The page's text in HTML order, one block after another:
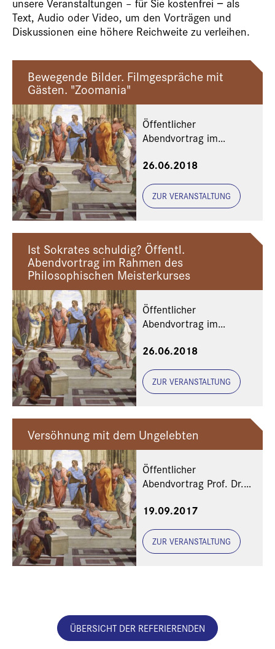
Text, Audio oder Video, um den Vorträgen und
Diskussionen eine höhere Reichweite zu verleihen.
Bewegende Bilder. Filmgespräche mit
Gästen. "Zoomania"
Öffentlicher
Abendvortrag im
Philosophischen
Meisterkurses
26.06.2018
ZUR VERANSTALTUNG
Ist Sokrates schuldig? Öffentl.
Abendvortrag im Rahmen des
Philosophischen Meisterkurses
Öffentlicher
Abendvortrag im
Philosophischen
Meisterkurses
26.06.2018
ZUR VERANSTALTUNG
Versöhnung mit dem Ungelebten
Öffentlicher
Abendvortrag Prof. Dr.
Heidelberg
19.09.2017
ZUR VERANSTALTUNG
ÜBERSICHT DER REFERIERENDEN